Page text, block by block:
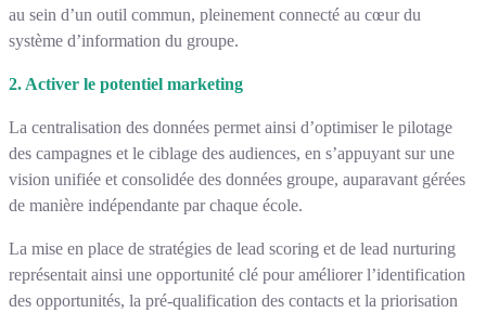
au sein d’un outil commun, pleinement connecté au cœur du
système d’information du groupe.
2. Activer le potentiel marketing
La centralisation des données permet ainsi d’optimiser le pilotage
des campagnes et le ciblage des audiences, en s’appuyant sur une
vision unifiée et consolidée des données groupe, auparavant gérées
de manière indépendante par chaque école.
La mise en place de stratégies de lead scoring et de lead nurturing
représentait ainsi une opportunité clé pour améliorer l’identification
des opportunités, la pré-qualification des contacts et la priorisation